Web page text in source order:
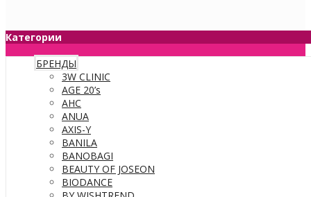
Категории
БРЕНДЫ
3W CLINIC
AGE 20’s
AHC
ANUA
AXIS-Y
BANILA
BANOBAGI
BEAUTY OF JOSEON
BIODANCE